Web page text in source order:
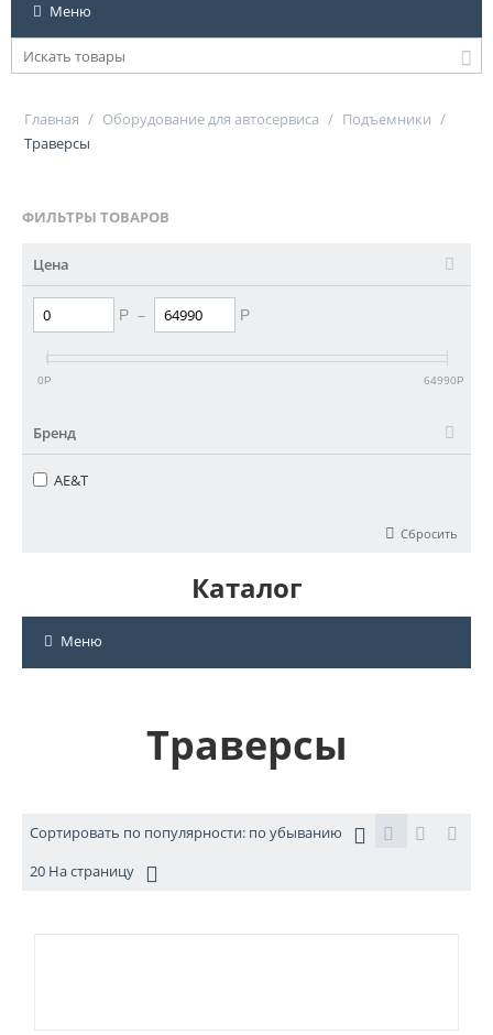
Меню
Главная / Оборудование для автосервиса / Подъемники /
Траверсы
ФИЛЬТРЫ ТОВАРОВ
Цена
Р – Р
0Р 64990Р
Бренд
AE&T
Сбросить
Каталог
Меню
Траверсы
Сортировать по популярности: по убыванию
20 На страницу